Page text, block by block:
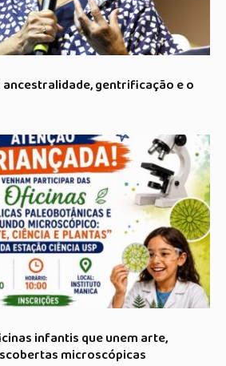
ancestralidade, gentrificação e o
infantis que unem arte,
microscópicas